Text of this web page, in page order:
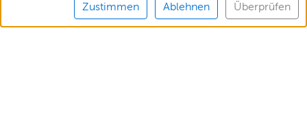
Zustimmen Ablehnen Überprüfen